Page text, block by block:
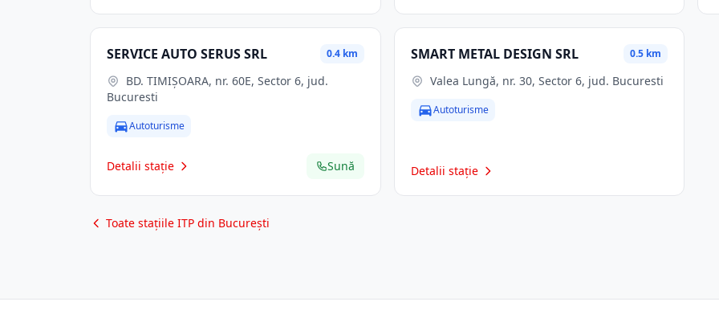
SERVICE AUTO SERUS SRL 0.4 km
Bucuresti
Autoturisme
Detalii stație Sună
SMART METAL DESIGN SRL 0.5 km
Valea Lungă, nr. 30, Sector 6, jud. Bucuresti
Autoturisme
Detalii stație
Toate stațiile ITP din București